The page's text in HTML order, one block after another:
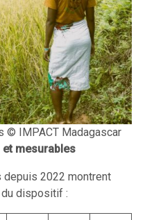
© IMPACT Madagascar
mesurables
2022 montrent
dispositif :